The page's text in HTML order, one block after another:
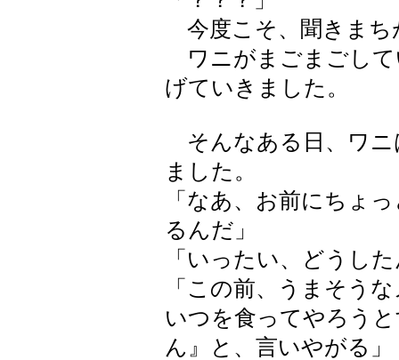
今度こそ、聞きまち
ワニがまごまごして
げていきました。
そんなある日、ワニ
ました。
「なあ、お前にちょ
るんだ」
「いったい、どうし
「この前、うまそう
いつを食ってやろう
ん』と、言いやがる」